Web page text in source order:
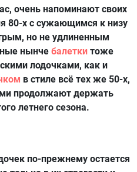
очень напоминают своих
80-х с сужающимся к низу
но не удлиненным
нынче балетки тоже
лодочками, как и
в стиле всё тех же 50-х,
продолжают держать
летнего сезона.
по-прежнему остается